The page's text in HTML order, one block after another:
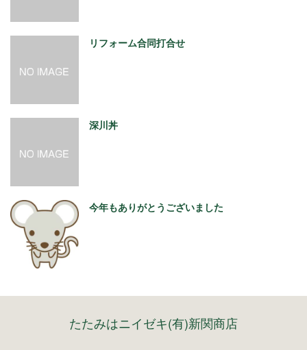
リフォーム合同打合せ
深川丼
今年もありがとうございました
たたみはニイゼキ(有)新関商店